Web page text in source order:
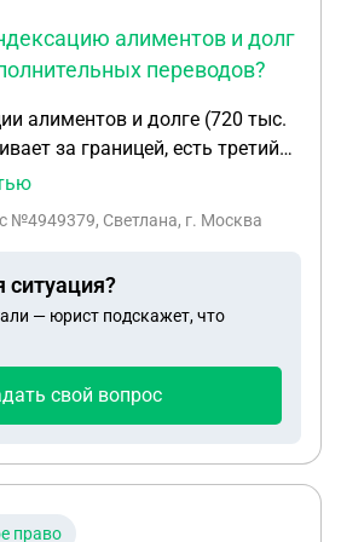
алиментов и долг
переводов?
алиментов и долге (720 тыс.
за границей, есть третий
переводы и помощь его
работает за границей. У него
45 000 руб./мес. на
нас родилась общая дочь. 2.
индексации алиментов с
до ~120 000 руб. и
муж регулярно переводил
лагеря, брекет-системы,
№4949379, Светлана, г. Москва
ситуация?
— юрист подскажет, что
свой вопрос
право